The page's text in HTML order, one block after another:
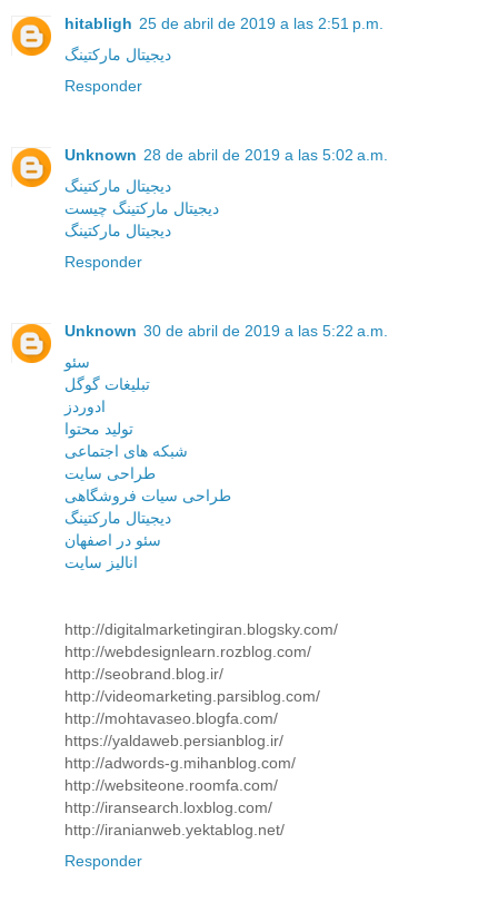
hitabligh 25 de abril de 2019 a las 2:51 p.m.
دیجیتال مارکتینگ
Responder
Unknown 28 de abril de 2019 a las 5:02 a.m.
دیجیتال مارکتینگ
دیجیتال مارکتینگ چیست
دیجیتال مارکتینگ
Responder
Unknown 30 de abril de 2019 a las 5:22 a.m.
سئو
تبلیغات گوگل
ادوردز
تولید محتوا
شبکه های اجتماعی
طراحی سایت
طراحی سیات فروشگاهی
دیجیتال مارکتینگ
سئو در اصفهان
انالیز سایت
http://digitalmarketingiran.blogsky.com/
http://webdesignlearn.rozblog.com/
http://seobrand.blog.ir/
http://videomarketing.parsiblog.com/
http://mohtavaseo.blogfa.com/
https://yaldaweb.persianblog.ir/
http://adwords-g.mihanblog.com/
http://websiteone.roomfa.com/
http://iransearch.loxblog.com/
http://iranianweb.yektablog.net/
Responder